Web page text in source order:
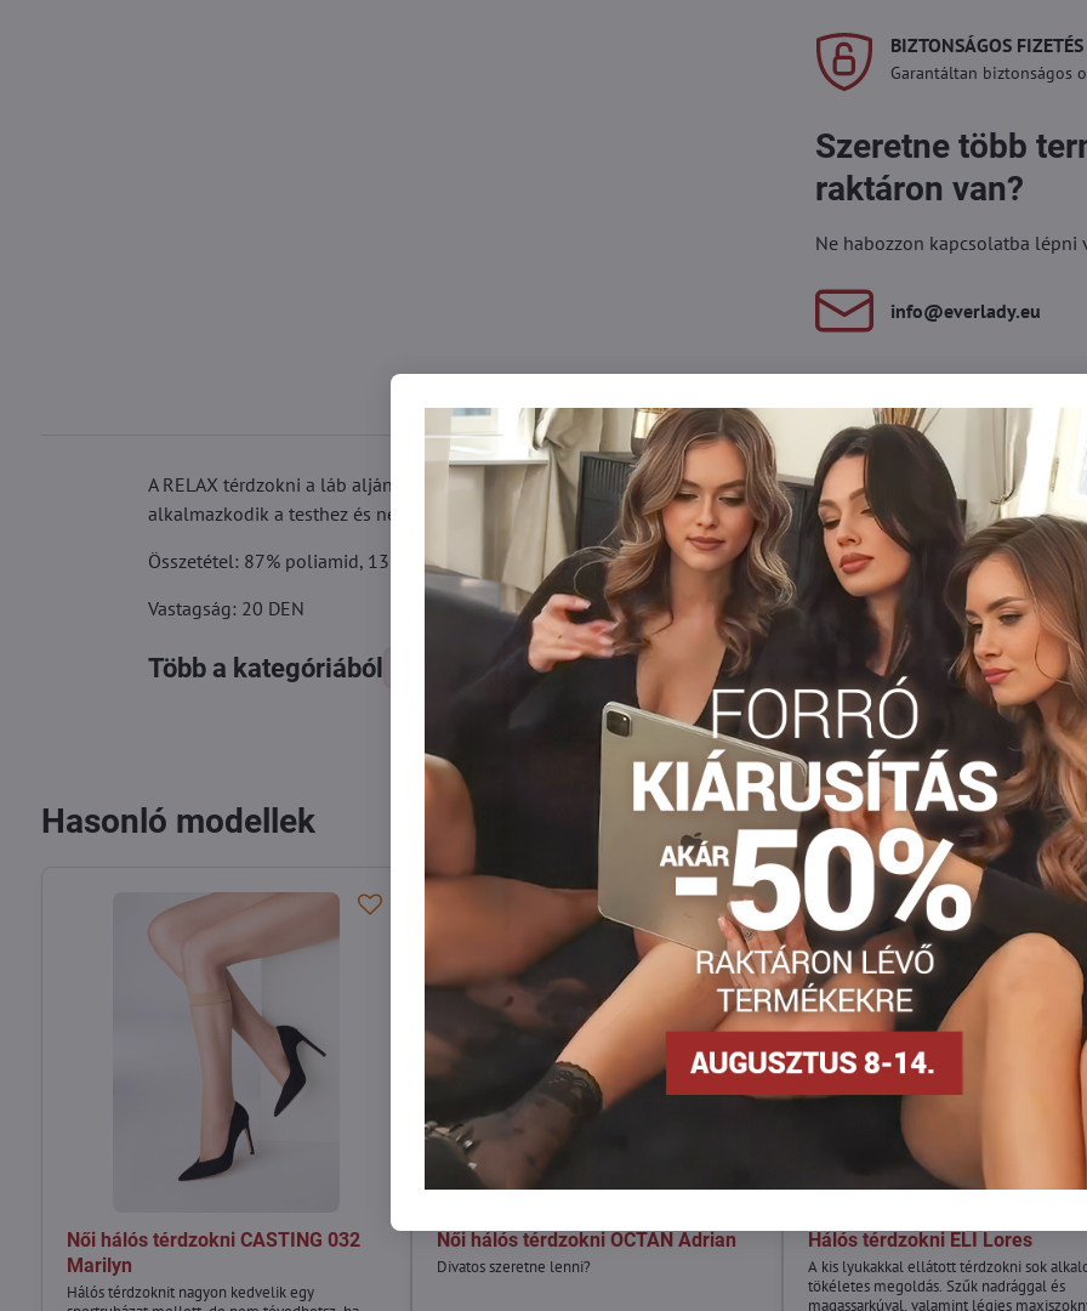
BIZTONSÁGOS FIZETÉS
Garantáltan biztonságos
Szeretne több
raktáron van?
Ne habozzon kapcsolatba
info​@everlady​.eu
Leírás Vélemények Fórum
A RELAX térdzokni a láb alján masszázscsíkokkal rendelkezik, amelyek segítik a lábak vérkeringését. Széles
alkalmazkodik a testhez és nem nyomja.
Összetétel: 87% poliamid, 13% lycra
Vastagság: 20 DEN
Több a kategóriából Kompressziós térdzokni
TwitterBlueskyPinterest Reddit LinkedInWhatsApp
E-
mail
Hasonló modellek
Női hálós térdzokni CASTING 032
Marilyn
Hálós térdzoknit nagyon kedvelik egy
30%
Női hálós térdzokni OCTAN Adrian
Divatos szeretne lenni?
Hálós térdzokni ELI Lores
A kis lyukakkal ellátott térdzokni sok
tökéletes megoldás. Szűk nadrággal és
magassarkúval, valamint légies